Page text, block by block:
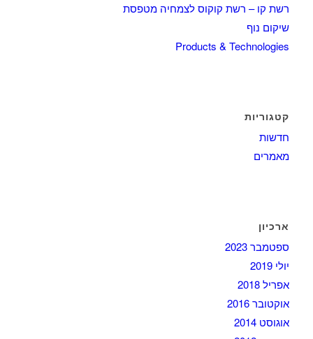
רשת קו – רשת קוקוס לצמחיה מטפסת
שיקום נוף
Products & Technologies
קטגוריות
חדשות
מאמרים
ארכיון
ספטמבר 2023
יולי 2019
אפריל 2018
אוקטובר 2016
אוגוסט 2014